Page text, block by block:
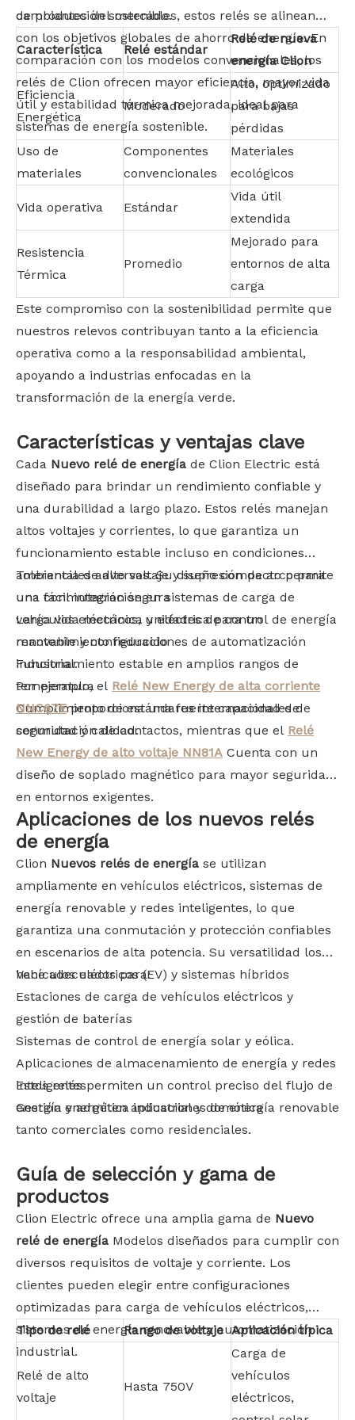
cambiantes del mercado.
de producción sostenibles, estos relés se alinean
con los objetivos globales de ahorro de energía. En
comparación con los modelos convencionales, los
relés de Clion ofrecen mayor eficiencia, mayor vida
útil y estabilidad térmica mejorada, ideal para
sistemas de energía sostenible.
Característica Relé estándar
Relé de nueva
energía Clion
Eficiencia
Energética
Moderado
Alto, optimizado
para bajas
pérdidas
Uso de
materiales
Componentes
convencionales
Materiales
ecológicos
Vida operativa Estándar
Vida útil
extendida
Resistencia
Térmica
Promedio
Mejorado para
entornos de alta
carga
Este compromiso con la sostenibilidad permite que
nuestros relevos contribuyan tanto a la eficiencia
operativa como a la responsabilidad ambiental,
apoyando a industrias enfocadas en la
transformación de la energía verde.
Características y ventajas clave
Cada Nuevo relé de energía de Clion Electric está
diseñado para brindar un rendimiento confiable y
una durabilidad a largo plazo. Estos relés manejan
altos voltajes y corrientes, lo que garantiza un
funcionamiento estable incluso en condiciones
ambientales adversas. Su diseño compacto permite
una fácil integración en sistemas de carga de
vehículos eléctricos, unidades de control de energía
renovable y configuraciones de automatización
industrial.
Tolerancia de alto voltaje y supresión de arco para
una conmutación segura
Larga vida mecánica y eléctrica para un
mantenimiento reducido
Funcionamiento estable en amplios rangos de
temperatura
Cumplimiento de estándares internacionales de
seguridad y calidad.
Por ejemplo, el Relé New Energy de alta corriente
NNC67Eproporciona una fuerte capacidad de
conmutación de contactos, mientras que el Relé
New Energy de alto voltaje NN81A Cuenta con un
diseño de soplado magnético para mayor seguridad
en entornos exigentes.
Aplicaciones de los nuevos relés
de energía
Clion Nuevos relés de energía se utilizan
ampliamente en vehículos eléctricos, sistemas de
energía renovable y redes inteligentes, lo que
garantiza una conmutación y protección confiables
en escenarios de alta potencia. Su versatilidad los
hace adecuados para:
Vehículos eléctricos (EV) y sistemas híbridos
Estaciones de carga de vehículos eléctricos y
gestión de baterías
Sistemas de control de energía solar y eólica.
Aplicaciones de almacenamiento de energía y redes
inteligentes
Gestión energética industrial y domótica
Estos relés permiten un control preciso del flujo de
energía y admiten aplicaciones de energía renovable
tanto comerciales como residenciales.
Guía de selección y gama de
productos
Clion Electric ofrece una amplia gama de Nuevo
relé de energía Modelos diseñados para cumplir con
diversos requisitos de voltaje y corriente. Los
clientes pueden elegir entre configuraciones
optimizadas para carga de vehículos eléctricos,
sistemas de energía renovable y automatización
industrial.
Tipo de relé Rango de voltaje Aplicación típica
Relé de alto
voltaje
Hasta 750V
Carga de
vehículos
eléctricos,